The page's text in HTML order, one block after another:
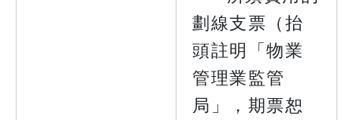
劃線支票（抬
頭註明「物業
管理業監管
局」，期票恕